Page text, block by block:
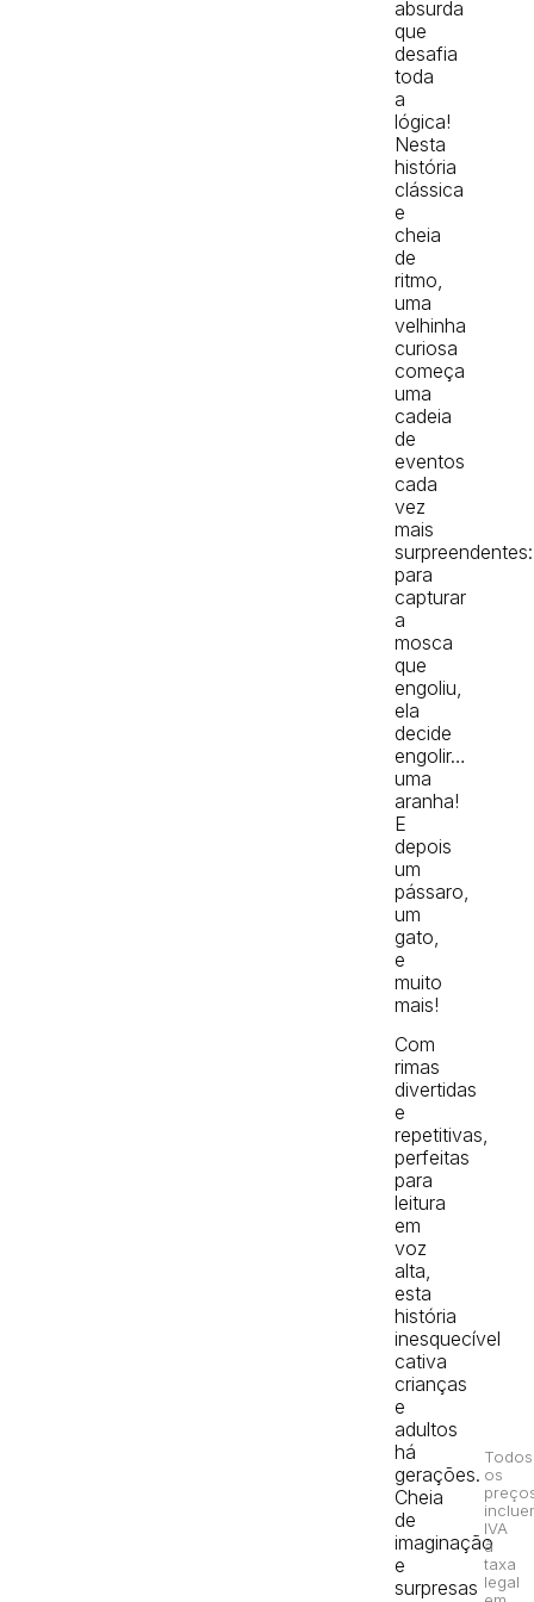
absurda
que
desafia
toda
a
lógica!
Nesta
história
clássica
e
cheia
de
ritmo,
uma
velhinha
curiosa
começa
uma
cadeia
de
eventos
cada
vez
mais
surpreendentes:
para
capturar
a
mosca
que
engoliu,
ela
decide
engolir…
uma
aranha!
E
depois
um
pássaro,
um
gato,
e
muito
mais!
Com
rimas
divertidas
e
repetitivas,
perfeitas
para
leitura
em
voz
alta,
esta
história
inesquecível
cativa
crianças
e
adultos
há
gerações.
Cheia
de
imaginação
e
surpresas
Todos
os
IVA
à
taxa
legal